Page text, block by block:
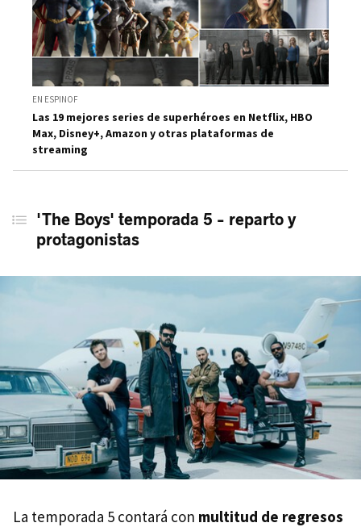
EN ESPINOF
Las 19 mejores series de superhéroes en Netflix, HBO
Max, Disney+, Amazon y otras plataformas de
streaming
'The Boys' temporada 5 - reparto y
protagonistas
La temporada 5 contará con multitud de regresos